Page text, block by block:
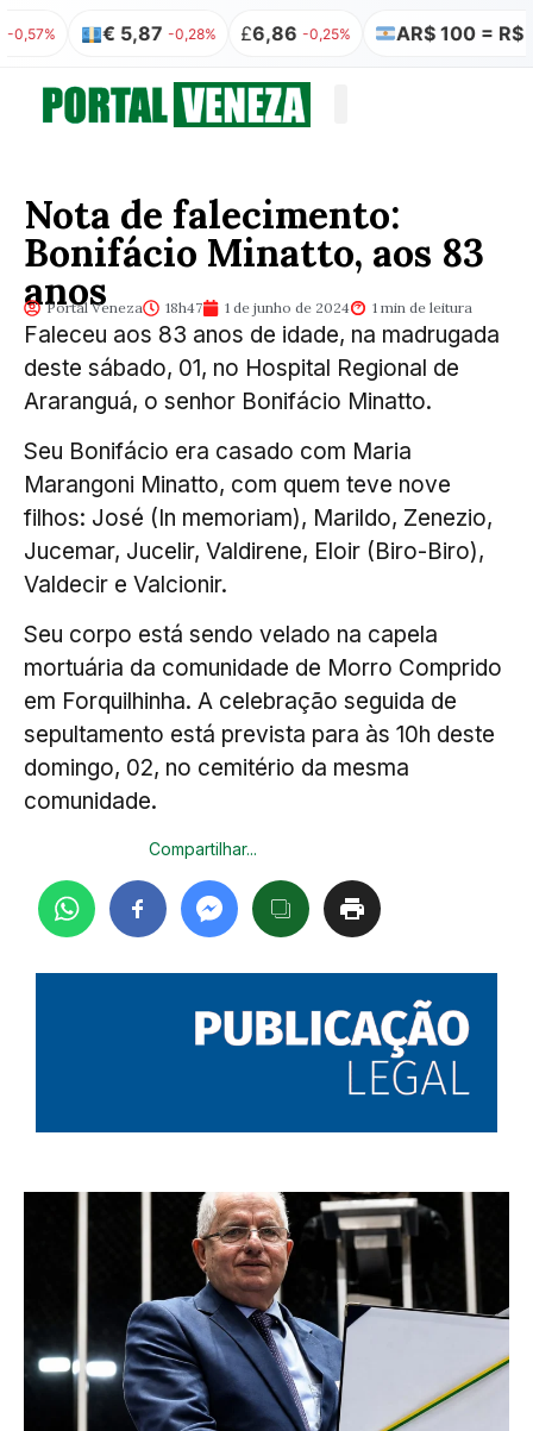
€ 5,87 -0,28% £ 6,86 -0,25% AR$ 100 = R$ 0,31
Nota de falecimento:
Bonifácio Minatto, aos 83
anos
Portal Veneza 18h47 1 de junho de 2024 1 min de leitura
Faleceu aos 83 anos de idade, na madrugada
deste sábado, 01, no Hospital Regional de
Araranguá, o senhor Bonifácio Minatto.
Seu Bonifácio era casado com Maria
Marangoni Minatto, com quem teve nove
filhos: José (In memoriam), Marildo, Zenezio,
Jucemar, Jucelir, Valdirene, Eloir (Biro-Biro),
Valdecir e Valcionir.
Seu corpo está sendo velado na capela
mortuária da comunidade de Morro Comprido
em Forquilhinha. A celebração seguida de
sepultamento está prevista para às 10h deste
domingo, 02, no cemitério da mesma
comunidade.
Compartilhar...